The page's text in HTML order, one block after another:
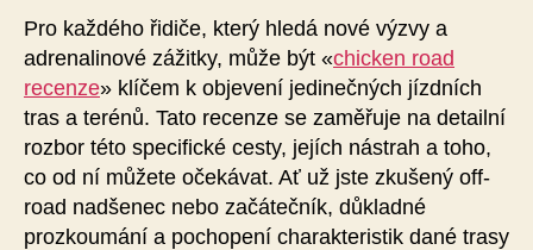
Pro každého řidiče, který hledá nové výzvy a
adrenalinové zážitky, může být «chicken road
recenze» klíčem k objevení jedinečných jízdních
tras a terénů. Tato recenze se zaměřuje na detailní
rozbor této specifické cesty, jejích nástrah a toho,
co od ní můžete očekávat. Ať už jste zkušený off-
road nadšenec nebo začátečník, důkladné
prozkoumání a pochopení charakteristik dané trasy